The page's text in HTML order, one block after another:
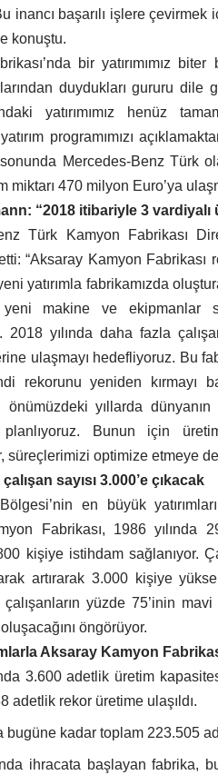
inancı başarılı işlere
konuştu.
bir yatırımımız
duydukları gururu dile
yatırımımız henüz
programımızı
sonunda Mercedes-Benz Türk
miktarı 470 milyon Euro’ya
“2018 itibariyle 3
Türk Kamyon Fabrikası
“Aksaray Kamyon
yatırımla fabrikamızda
yeni makine ve ekipmanlar
2018 yılında daha fazla
ulaşmayı hedefliyoruz. Bu
rekorunu yeniden kırmayı
önümüzdeki yıllarda
planlıyoruz. Bunun için
süreçlerimizi optimize etmeye
sayısı 3.000’e çıkacak
en büyük
Fabrikası, 1986 yılında
kişiye istihdam sağlanıyor.
artırarak 3.000 kişiye
yüzde 75’inin
öngörüyor.
Aksaray Kamyon
3.600 adetlik üretim
adetlik rekor üretime ulaşıldı.
bugüne kadar toplam 223.505
ihracata başlayan fabrika,